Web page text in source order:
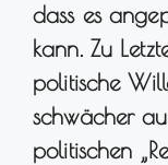
dass es
kann. Zu
politische
schwächer
politischen